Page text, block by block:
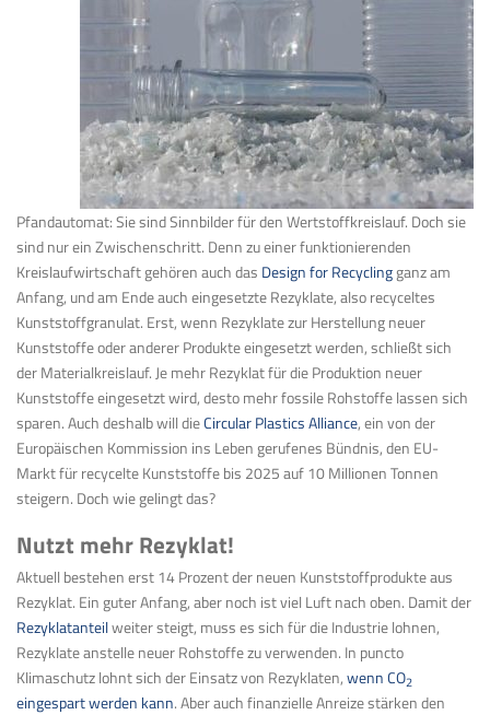
Pfandautomat: Sie sind Sinnbilder für den Wertstoffkreislauf. Doch sie
sind nur ein Zwischenschritt. Denn zu einer funktionierenden
Kreislaufwirtschaft gehören auch das Design for Recyclingganz am
Anfang, und am Ende auch eingesetzte Rezyklate, also recyceltes
Kunststoffgranulat. Erst, wenn Rezyklate zur Herstellung neu­er
Kunststoffe oder anderer Produkte eingesetzt werden, schließt sich
der Materialkreislauf. Je mehr Rezyklat für die Produktion neuer
Kunststoffe eingesetzt wird, desto mehr fossile Rohstoffe lassen sich
sparen. Auch deshalb will dieCircular Plastics Alliance, ein von der
Europäischen Kommission ins Leben gerufenes Bündnis, den EU-
Markt für recycelte Kunststoffe bis 2025 auf 10 Millionen Tonnen
steigern. Doch wie gelingt das?
Nutzt mehr Rezyklat!
Aktuell bestehen erst 14 Prozent der neuen Kunststoffprodukte aus
Rezyklat. Ein guter Anfang, aber noch ist viel Luft nach oben. Damit der
Rezyklatanteilweiter steigt, muss es sich für die Industrie lohnen,
Rezyklate anstelle neuer Rohstoffe zu verwenden. In puncto
Klimaschutz lohnt sich der Einsatz von Rezyklaten,wenn CO2
eingespart werden kann. Aber auch finanzielle Anreize stärken den